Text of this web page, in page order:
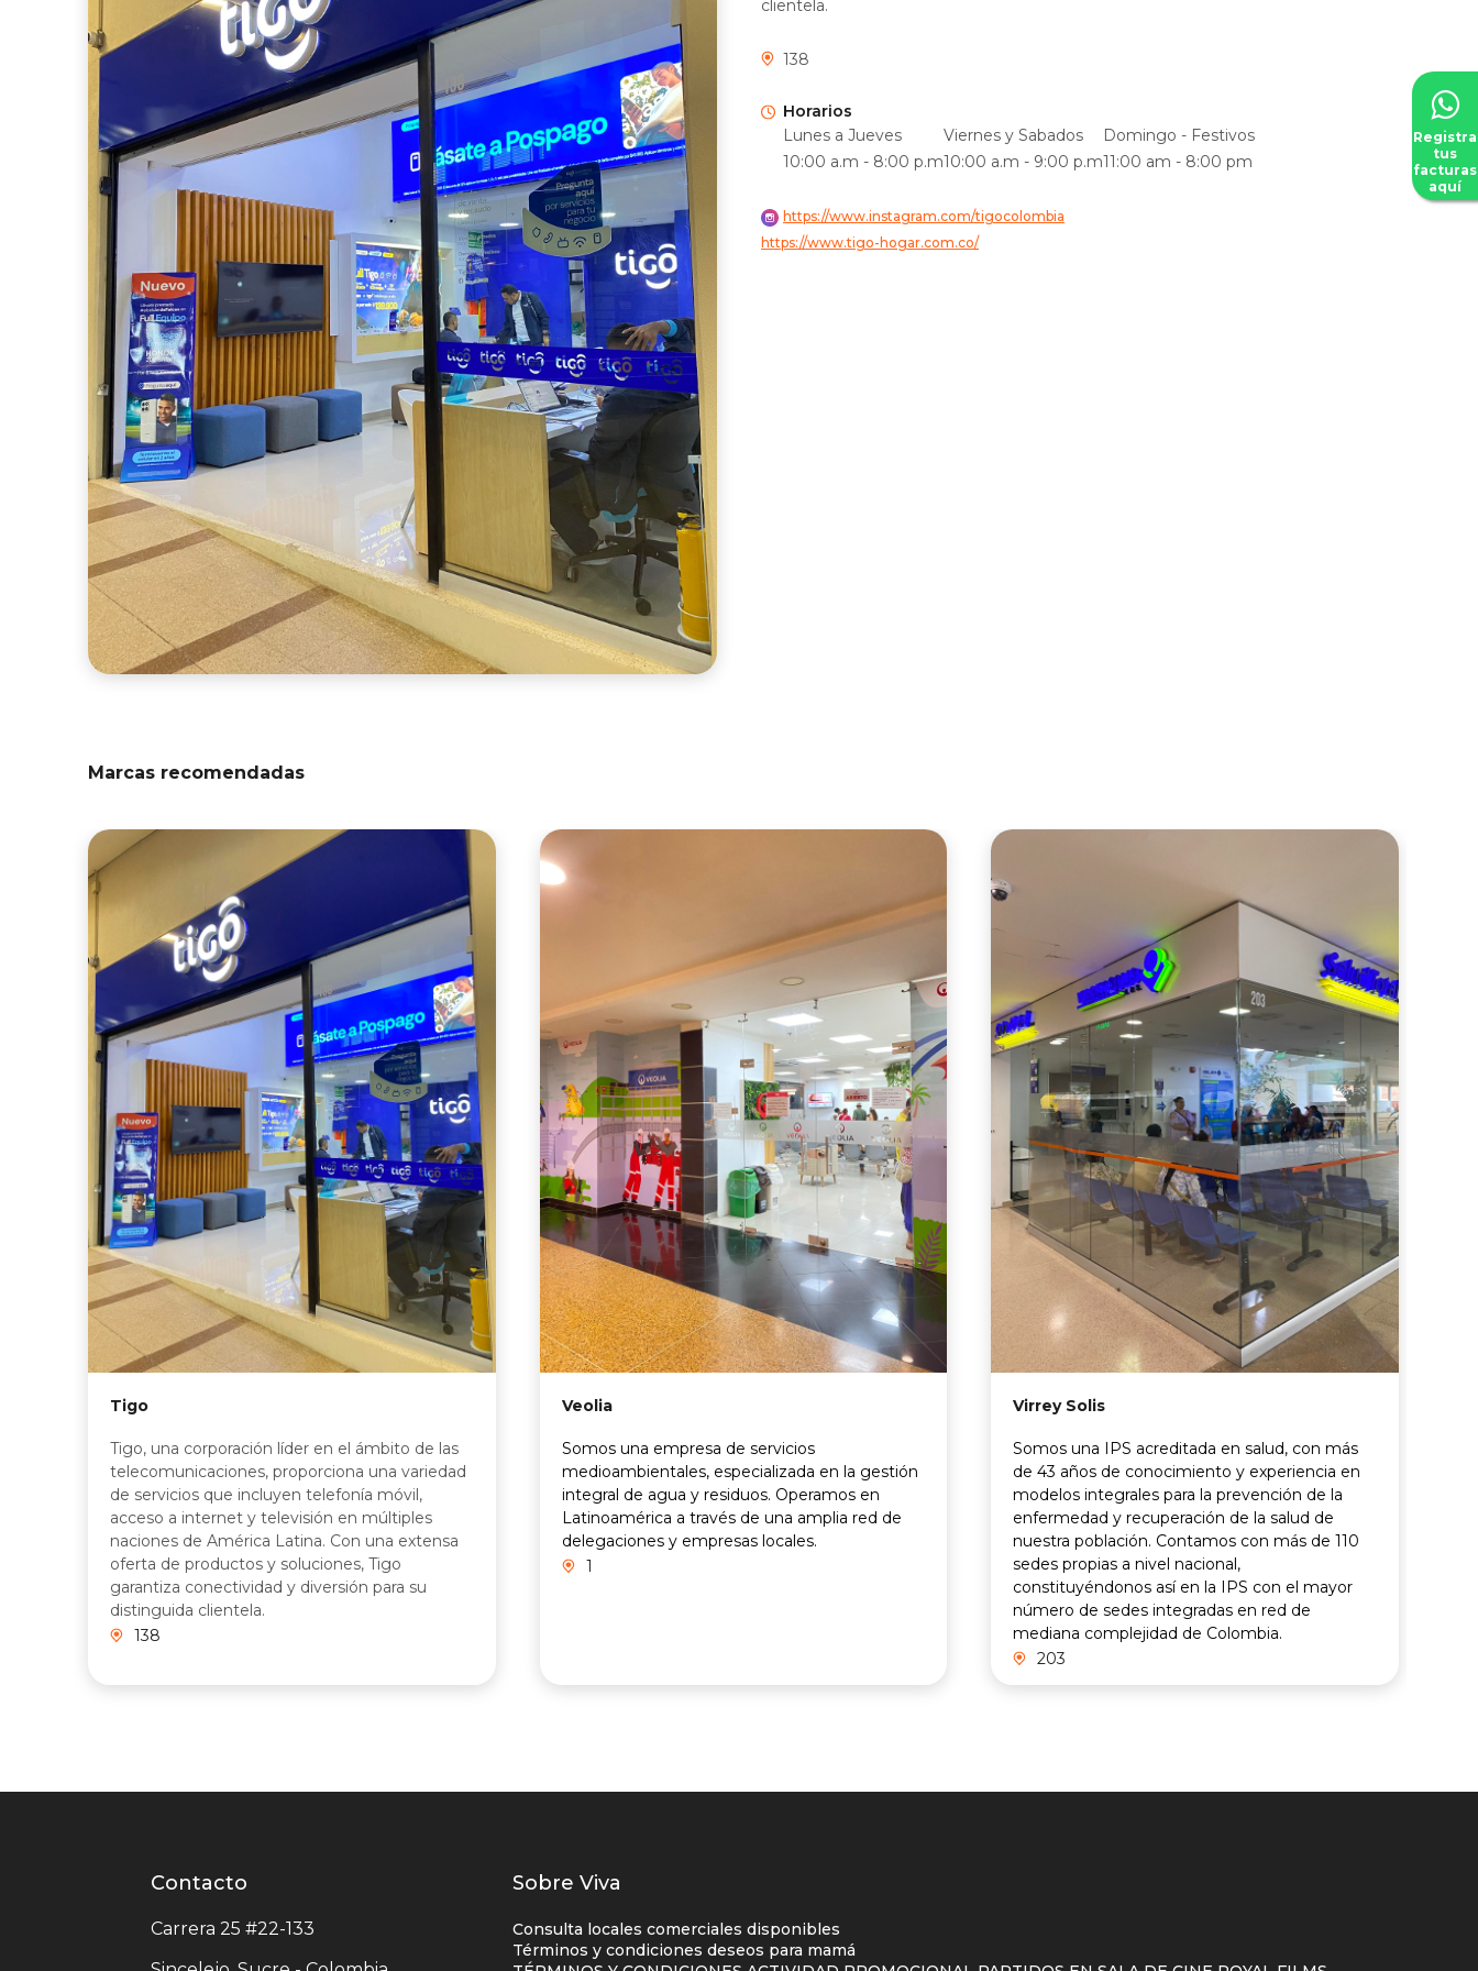
clientela.
138
Horarios
Lunes a Jueves
10:00 a.m - 8:00 p.m
Viernes y Sabados
10:00 a.m - 9:00 p.m
Domingo - Festivos
11:00 am - 8:00 pm
https://www.instagram.com/tigocolombia
https://www.tigo-hogar.com.co/
Marcas recomendadas
Tigo
Tigo, una corporación líder en el ámbito de las
telecomunicaciones, proporciona una variedad
de servicios que incluyen telefonía móvil,
acceso a internet y televisión en múltiples
naciones de América Latina. Con una extensa
oferta de productos y soluciones, Tigo
garantiza conectividad y diversión para su
distinguida clientela.
138
Veolia
Somos una empresa de servicios
medioambientales, especializada en la gestión
integral de agua y residuos. Operamos en
Latinoamérica a través de una amplia red de
delegaciones y empresas locales.
1
Virrey Solis
Somos una IPS acreditada en salud, con más
de 43 años de conocimiento y experiencia en
modelos integrales para la prevención de la
enfermedad y recuperación de la salud de
nuestra población. Contamos con más de 110
sedes propias a nivel nacional,
constituyéndonos así en la IPS con el mayor
número de sedes integradas en red de
mediana complejidad de Colombia.
203
Contacto
centro
Contacto
Carrera 25 #22-133
Listados
enlaces
centro
Sobre Viva
Consulta locales comerciales disponibles
Términos y condiciones deseos para mamá
Registra
tus
facturas
aquí